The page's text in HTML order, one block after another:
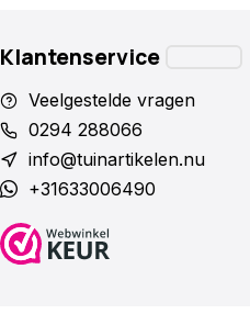
Klantenservice
Veelgestelde vragen
0294 288066
info@tuinartikelen.nu
+31633006490